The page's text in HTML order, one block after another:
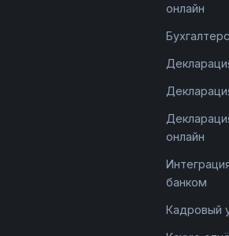
онлайн
онлайн
банком
Кадровый